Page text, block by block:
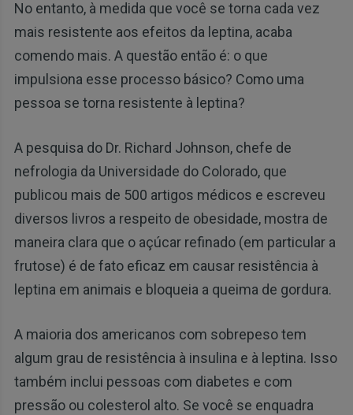
No entanto, à medida que você se torna cada vez
mais resistente aos efeitos da leptina, acaba
comendo mais. A questão então é: o que
impulsiona esse processo básico? Como uma
pessoa se torna resistente à leptina?
A pesquisa do Dr. Richard Johnson, chefe de
nefrologia da Universidade do Colorado, que
publicou mais de 500 artigos médicos e escreveu
diversos livros a respeito de obesidade, mostra de
maneira clara que o açúcar refinado (em particular a
frutose) é de fato eficaz em causar resistência à
leptina em animais e bloqueia a queima de gordura.
A maioria dos americanos com sobrepeso tem
algum grau de resistência à insulina e à leptina. Isso
também inclui pessoas com diabetes e com
pressão ou colesterol alto. Se você se enquadra